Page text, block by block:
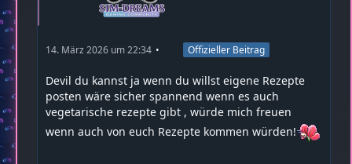
14. März 2026 um 22:34 Offizieller Beitrag
Devil du kannst ja wenn du willst eigene Rezepte
posten wäre sicher spannend wenn es auch
vegetarische rezepte gibt , würde mich freuen
wenn auch von euch Rezepte kommen würden!